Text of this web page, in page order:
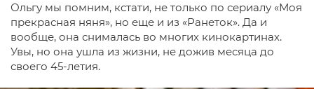
Ольгу мы помним, кстати, не только по сериалу «Моя
прекрасная няня», но еще и из «Ранеток». Да и
вообще, она снималась во многих кинокартинах.
Увы, но она ушла из жизни, не дожив месяца до
своего 45-летия.